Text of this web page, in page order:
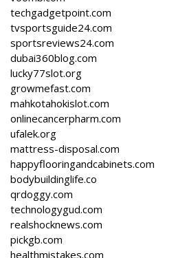
techgadgetpoint.com
tvsportsguide24.com
sportsreviews24.com
dubai360blog.com
lucky77slot.org
growmefast.com
mahkotahokislot.com
onlinecancerpharm.com
ufalek.org
mattress-disposal.com
happyflooringandcabinets.com
bodybuildinglife.co
qrdoggy.com
technologygud.com
realshocknews.com
pickgb.com
healthmistakes.com